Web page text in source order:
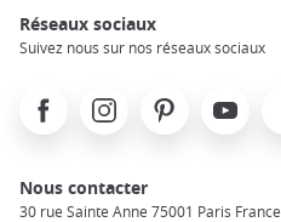
Réseaux sociaux
Suivez nous sur nos réseaux sociaux
FacebookInstagramPinterest Youtube
Nous contacter
30 rue Sainte Anne 75001 Paris France